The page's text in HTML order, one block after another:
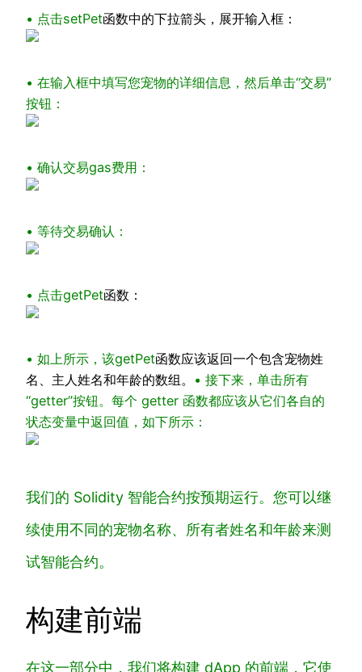
• 点击setPet函数中的下拉箭头，展开输入框：
• 在输入框中填写您宠物的详细信息，然后单击“交易”
按钮：
• 确认交易gas费用：
• 等待交易确认：
• 点击getPet函数：
• 如上所示，该getPet函数应该返回一个包含宠物姓
名、主人姓名和年龄的数组。 • 接下来，单击所有
“getter”按钮。每个 getter 函数都应该从它们各自的
状态变量中返回值，如下所示：
我们的 Solidity 智能合约按预期运行。您可以继
续使用不同的宠物名称、所有者姓名和年龄来测
试智能合约。
构建前端
在这一部分中，我们将构建 dApp 的前端，它使